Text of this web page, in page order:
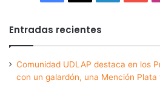
Entradas recientes
Comunidad UDLAP destaca en los
con un galardón, una Mención